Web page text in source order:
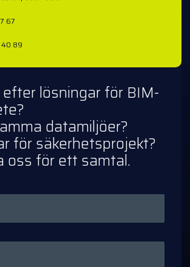
67
89
lösningar för BIM-
datamiljöer?
för säkerhetsprojekt?
oss för ett samtal.